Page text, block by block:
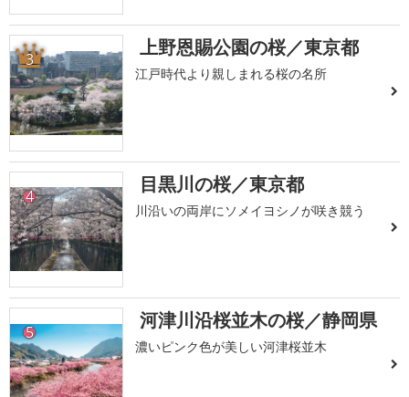
3 上野恩賜公園の桜／東京都
江戸時代より親しまれる桜の名所
4 目黒川の桜／東京都
川沿いの両岸にソメイヨシノが咲き競う
5 河津川沿桜並木の桜／静岡県
濃いピンク色が美しい河津桜並木